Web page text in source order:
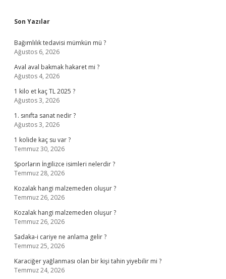
Sidebar
Son Yazılar
Bağımlılık tedavisi mümkün mü ?
Ağustos 6, 2026
Aval aval bakmak hakaret mi ?
Ağustos 4, 2026
1 kilo et kaç TL 2025 ?
Ağustos 3, 2026
1. sınıfta sanat nedir ?
Ağustos 3, 2026
1 kolide kaç su var ?
Temmuz 30, 2026
Sporların İngilizce isimleri nelerdir ?
Temmuz 28, 2026
Kozalak hangi malzemeden oluşur ?
Temmuz 26, 2026
Kozalak hangi malzemeden oluşur ?
Temmuz 26, 2026
Sadaka-i cariye ne anlama gelir ?
Temmuz 25, 2026
Karaciğer yağlanması olan bir kişi tahin yiyebilir mi ?
Temmuz 24, 2026